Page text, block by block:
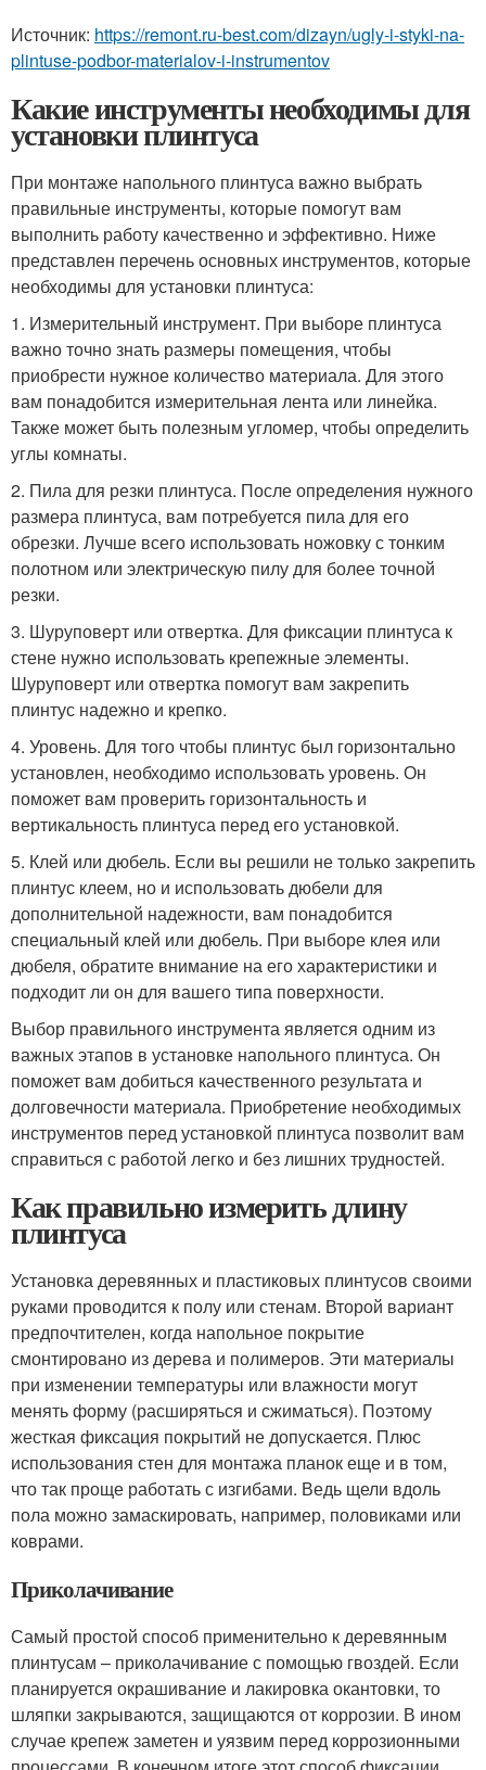
Источник: https://remont.ru-best.com/dizayn/ugly-i-styki-na-
plintuse-podbor-materialov-i-instrumentov
Какие инструменты необходимы для
установки плинтуса
При монтаже напольного плинтуса важно выбрать
правильные инструменты, которые помогут вам
выполнить работу качественно и эффективно. Ниже
представлен перечень основных инструментов, которые
необходимы для установки плинтуса:
1. Измерительный инструмент. При выборе плинтуса
важно точно знать размеры помещения, чтобы
приобрести нужное количество материала. Для этого
вам понадобится измерительная лента или линейка.
Также может быть полезным угломер, чтобы определить
углы комнаты.
2. Пила для резки плинтуса. После определения нужного
размера плинтуса, вам потребуется пила для его
обрезки. Лучше всего использовать ножовку с тонким
полотном или электрическую пилу для более точной
резки.
3. Шуруповерт или отвертка. Для фиксации плинтуса к
стене нужно использовать крепежные элементы.
Шуруповерт или отвертка помогут вам закрепить
плинтус надежно и крепко.
4. Уровень. Для того чтобы плинтус был горизонтально
установлен, необходимо использовать уровень. Он
поможет вам проверить горизонтальность и
вертикальность плинтуса перед его установкой.
5. Клей или дюбель. Если вы решили не только закрепить
плинтус клеем, но и использовать дюбели для
дополнительной надежности, вам понадобится
специальный клей или дюбель. При выборе клея или
дюбеля, обратите внимание на его характеристики и
подходит ли он для вашего типа поверхности.
Выбор правильного инструмента является одним из
важных этапов в установке напольного плинтуса. Он
поможет вам добиться качественного результата и
долговечности материала. Приобретение необходимых
инструментов перед установкой плинтуса позволит вам
справиться с работой легко и без лишних трудностей.
Как правильно измерить длину
плинтуса
Установка деревянных и пластиковых плинтусов своими
руками проводится к полу или стенам. Второй вариант
предпочтителен, когда напольное покрытие
смонтировано из дерева и полимеров. Эти материалы
при изменении температуры или влажности могут
менять форму (расширяться и сжиматься). Поэтому
жесткая фиксация покрытий не допускается. Плюс
использования стен для монтажа планок еще и в том,
что так проще работать с изгибами. Ведь щели вдоль
пола можно замаскировать, например, половиками или
коврами.
Приколачивание
Самый простой способ применительно к деревянным
плинтусам – приколачивание с помощью гвоздей. Если
планируется окрашивание и лакировка окантовки, то
шляпки закрываются, защищаются от коррозии. В ином
случае крепеж заметен и уязвим перед коррозионными